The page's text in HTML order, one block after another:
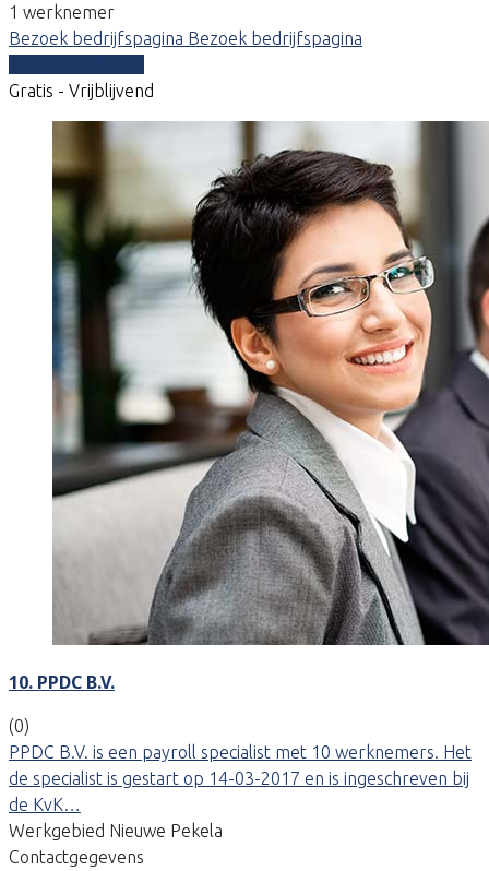
1 werknemer
Bezoek bedrijfspagina Bezoek bedrijfspagina
Gratis - Vrijblijvend
10. PPDC B.V.
(0)
PPDC B.V. is een payroll specialist met 10 werknemers. Het
de specialist is gestart op 14-03-2017 en is ingeschreven bij
de KvK…
Werkgebied Nieuwe Pekela
Contactgegevens